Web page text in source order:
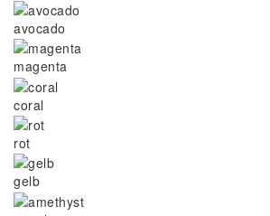
avocado
magenta
coral
rot
gelb